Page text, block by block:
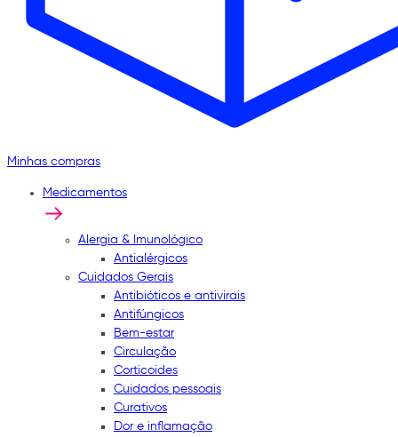
Minhas compras
Medicamentos
Alergia & Imunológico
Antialérgicos
Cuidados Gerais
Antibióticos e antivirais
Antifúngicos
Bem-estar
Circulação
Corticoides
Cuidados pessoais
Curativos
Dor e inflamação